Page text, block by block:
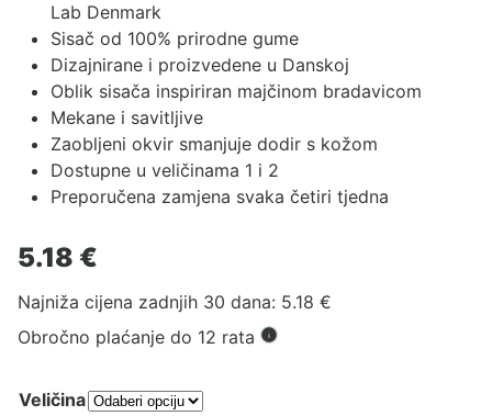
Lab Denmark
Sisač od 100% prirodne gume
Dizajnirane i proizvedene u Danskoj
Oblik sisača inspiriran majčinom bradavicom
Mekane i savitljive
Zaobljeni okvir smanjuje dodir s kožom
Dostupne u veličinama 1 i 2
Preporučena zamjena svaka četiri tjedna
5.18 €
Najniža cijena zadnjih 30 dana: 5.18 €
Obročno plaćanje do 12 rata
Veličina